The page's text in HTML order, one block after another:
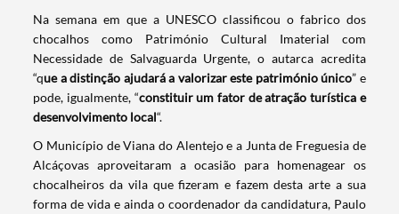
Na semana em que a UNESCO classificou o fabrico dos
chocalhos como Património Cultural Imaterial com
Necessidade de Salvaguarda Urgente, o autarca acredita
“que a distinção ajudará a valorizar este património único” e
pode, igualmente, “constituir um fator de atração turística e
desenvolvimento local“.
O Município de Viana do Alentejo e a Junta de Freguesia de
Alcáçovas aproveitaram a ocasião para homenagear os
chocalheiros da vila que fizeram e fazem desta arte a sua
forma de vida e ainda o coordenador da candidatura, Paulo